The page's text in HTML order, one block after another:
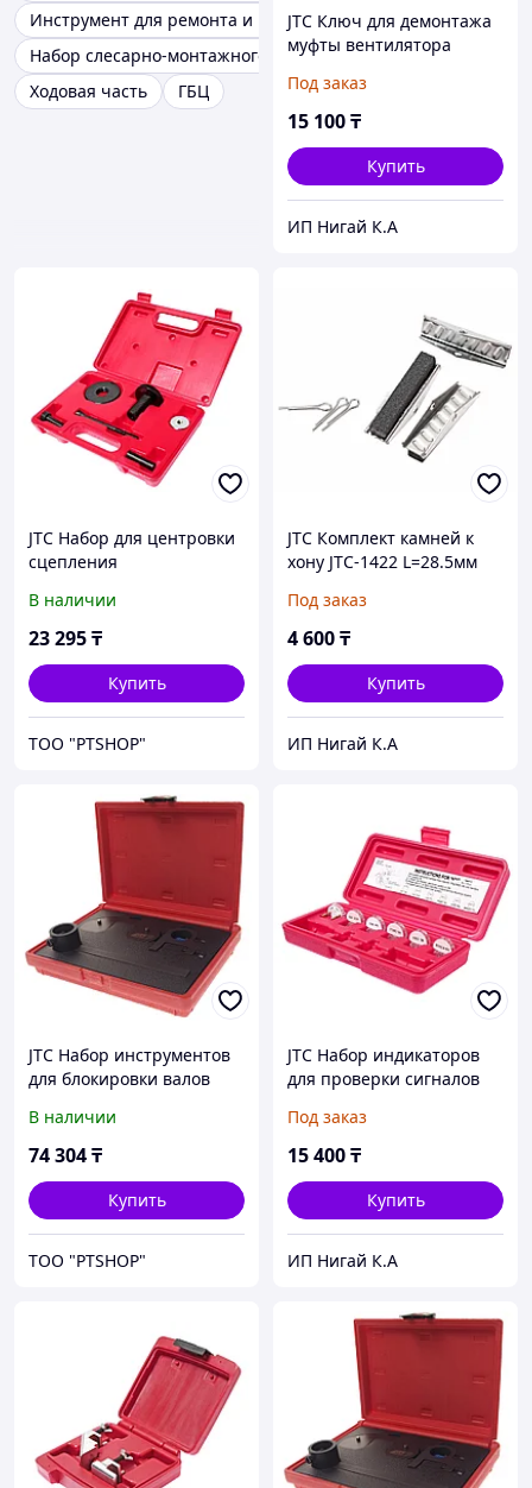
Инструмент для ремонта и восстановления резьбы
Набор слесарно-монтажного инструмента
Ходовая часть
ГБЦ
JTC Ключ для демонтажа
муфты вентилятора
Под заказ
15 100₸
Купить
ИП Нигай К.А
JTC Набор для центровки
сцепления
цанга 14.4-21мм,большая
цанга 20.9-29мм) JTC
В наличии
23 295₸
Купить
ТОО "PTSHOP"
JTC Комплект камней к
хону JTC-1422 L=28.5мм
Под заказ
4 600₸
Купить
ИП Нигай К.А
JTC Набор инструментов
для блокировки валов
JAGUAR PSA 2.2 дв.OEM
303-1328,29,30) JTC
В наличии
74 304₸
Купить
ТОО "PTSHOP"
JTC Набор индикаторов
для проверки сигналов
впрыска (TBI,PFI,SCPI) в
кейсе JTC
Под заказ
15 400₸
Купить
ИП Нигай К.А